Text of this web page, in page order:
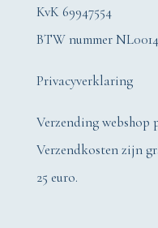
KvK 69947554
BTW nummer
Privacyverklaring
Verzending webshop
Verzendkosten zijn
25 euro.